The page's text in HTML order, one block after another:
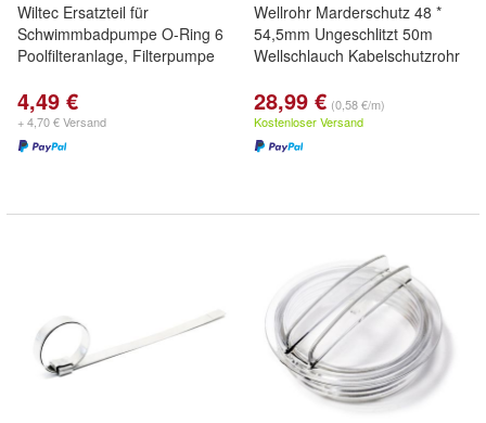
Wiltec Ersatzteil für
Schwimmbadpumpe O-Ring 6
Poolfilteranlage, Filterpumpe
4,49 €
+ 4,70 € Versand
Wellrohr Marderschutz 48 *
54,5mm Ungeschlitzt 50m
Wellschlauch Kabelschutzrohr
28,99 € (0,58 €/m)
Kostenloser Versand